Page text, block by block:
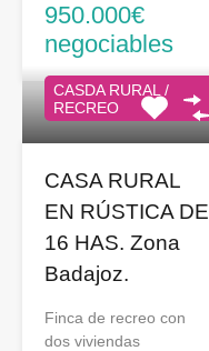
950.000€
negociables
CASDA RURAL /
RECREO
CASA RURAL
EN RÚSTICA DE
16 HAS. Zona
Badajoz.
Finca de recreo con
dos viviendas